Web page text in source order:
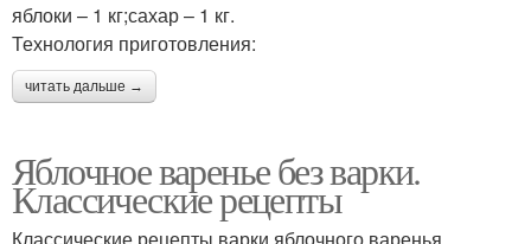
яблоки – 1 кг;сахар – 1 кг.
Технология приготовления:
читать дальше →
Яблочное варенье без варки.
Классические рецепты